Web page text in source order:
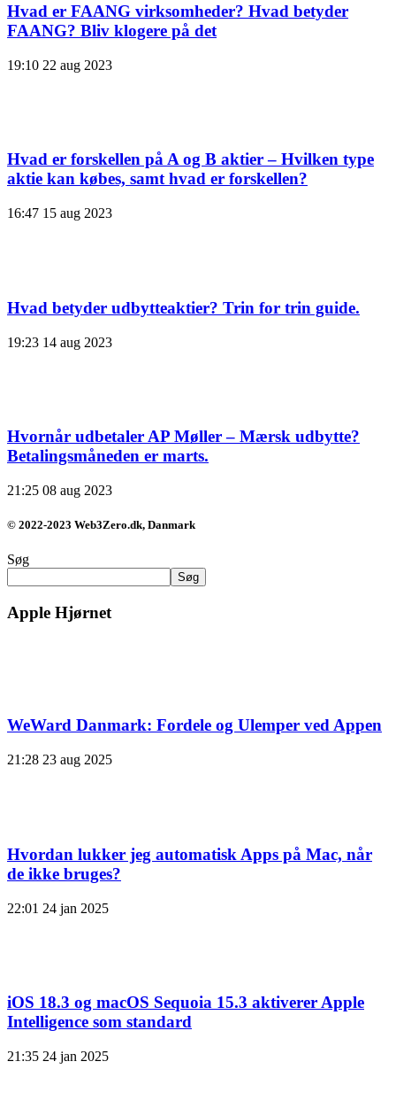
Hvad er FAANG virksomheder? Hvad betyder
FAANG? Bliv klogere på det
19:10 22 aug 2023
Hvad er forskellen på A og B aktier – Hvilken type
aktie kan købes, samt hvad er forskellen?
16:47 15 aug 2023
Hvad betyder udbytteaktier? Trin for trin guide.
19:23 14 aug 2023
Hvornår udbetaler AP Møller – Mærsk udbytte?
Betalingsmåneden er marts.
21:25 08 aug 2023
© 2022-2023 Web3Zero.dk, Danmark
Søg
Søg
Apple Hjørnet
WeWard Danmark: Fordele og Ulemper ved Appen
21:28 23 aug 2025
Hvordan lukker jeg automatisk Apps på Mac, når
de ikke bruges?
22:01 24 jan 2025
iOS 18.3 og macOS Sequoia 15.3 aktiverer Apple
Intelligence som standard
21:35 24 jan 2025